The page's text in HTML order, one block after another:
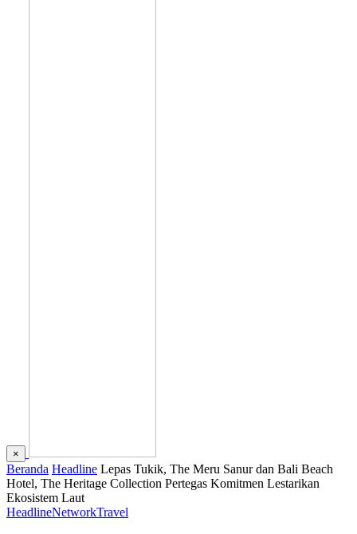
×
Beranda Headline Lepas Tukik, The Meru Sanur dan Bali Beach
Hotel, The Heritage Collection Pertegas Komitmen Lestarikan
Ekosistem Laut
HeadlineNetworkTravel